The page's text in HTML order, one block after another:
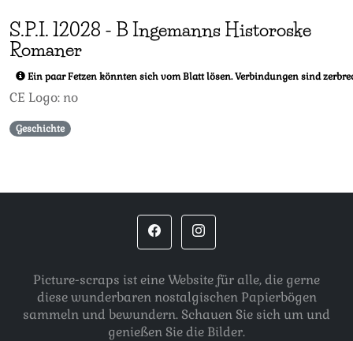
S.P.I. 12028 - B Ingemanns Historoske
Romaner
Ein paar Fetzen könnten sich vom Blatt lösen. Verbindungen sind
CE Logo: no
Geschichte
Picture-scraps ist eine Website für alle, die gerne
diese wunderbaren nostalgischen Papierbögen
sammeln und bewundern. Schauen Sie sich um und
genießen Sie die Bilder.